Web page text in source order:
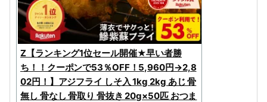
Z【ランキング1位セール開催★早い者勝
ち！！クーポンで53％OFF！5,960円→2,8
02円！】アジフライ しそ入 1kg 2kg あじ 骨
無し 骨なし 骨取り 骨抜き 20g×50匹 おつま